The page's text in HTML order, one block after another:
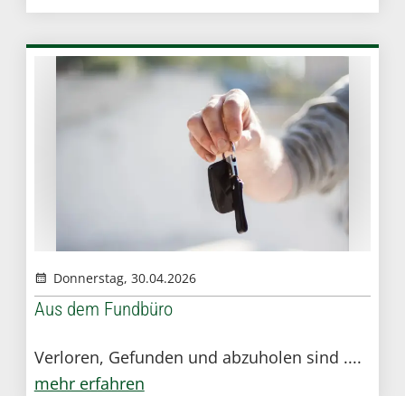
Donnerstag, 30.04.2026
Aus dem Fundbüro
Verloren, Gefunden und abzuholen sind ....
mehr erfahren